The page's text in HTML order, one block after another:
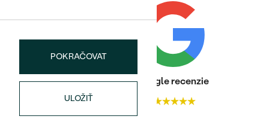
Bestsellery
KARÁTOVÁ VÁHA:
0.1575 ct
ROZMERY:
1.25 mm (0.0075 ct)
Round
Prírodný
POKRAČOVAT
ULOŽIŤ
Heuréka recenzie
4.9
Google recenzie